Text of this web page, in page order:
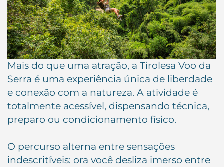
Mais do que uma atração, a Tirolesa Voo da
Serra é uma experiência única de liberdade
e conexão com a natureza. A atividade é
totalmente acessível, dispensando técnica,
preparo ou condicionamento físico.
O percurso alterna entre sensações
indescritíveis: ora você desliza imerso entre